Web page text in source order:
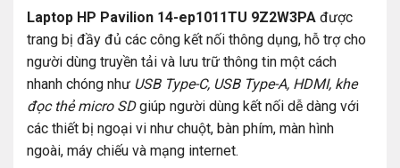
Laptop HP Pavilion 14-ep1011TU 9Z2W3PA được
trang bị đầy đủ các công kết nối thông dụng, hỗ trợ cho
người dùng truyền tải và lưu trữ thông tin một cách
nhanh chóng như USB Type-C, USB Type-A, HDMI, khe
đọc thẻ micro SDgiúp người dùng kết nối dễ dàng với
các thiết bị ngoại vi như chuột, bàn phím, màn hình
ngoài, máy chiếu và mạng internet.